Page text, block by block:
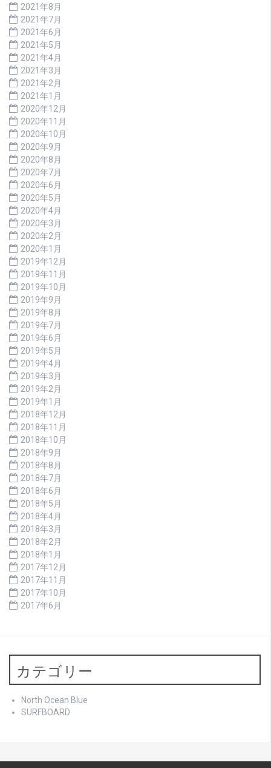
2021年8月
2021年7月
2021年6月
2021年5月
2021年4月
2021年3月
2021年2月
2021年1月
2020年12月
2020年11月
2020年10月
2020年9月
2020年8月
2020年7月
2020年6月
2020年5月
2020年4月
2020年3月
2020年2月
2020年1月
2019年12月
2019年11月
2019年10月
2019年9月
2019年8月
2019年7月
2019年6月
2019年5月
2019年4月
2019年3月
2019年2月
2019年1月
2018年12月
2018年11月
2018年10月
2018年9月
2018年8月
2018年7月
2018年6月
2018年5月
2018年4月
2018年3月
2018年2月
2018年1月
2017年12月
2017年11月
2017年10月
2017年6月
カテゴリー
North Ocean Blue
SURFBOARD